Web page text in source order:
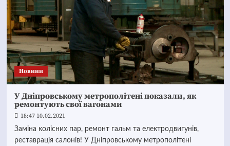
Новини
У Дніпровському метрополітені показали, як
ремонтують свої вагонами
18:47 10.02.2021
Заміна колісних пар, ремонт гальм та електродвигунів,
реставрація салонів! У Дніпровському метрополітені